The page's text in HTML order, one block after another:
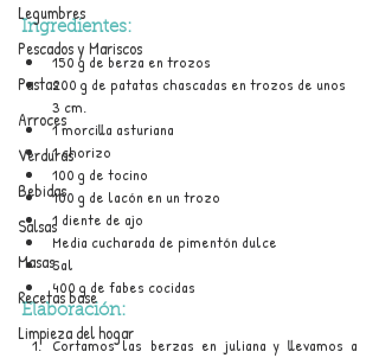
Legumbres
Pescados y Mariscos
Pastas
Arroces
Verduras
Bebidas
Salsas
Masas
Recetas base
Limpieza del hogar
Ingredientes:
150 g de berza en trozos
200 g de patatas chascadas en trozos de unos
3 cm.
1 morcilla asturiana
1 chorizo
100 g de tocino
100 g de lacón en un trozo
1 diente de ajo
Media cucharada de pimentón dulce
Sal
400 g de fabes cocidas
Elaboración:
Cortamos las berzas en juliana y llevamos a